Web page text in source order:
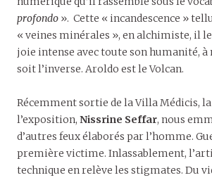
profondo ». Cette « incandescence »
« veines minérales », en alchimiste, il
joie intense avec toute son humanité, à
soit l’inverse. Aroldo est le Volcan.
Récemment sortie de la Villa Médicis, la
l’exposition, Nissrine Seffar, nous
d’autres feux élaborés par l’homme.
première victime. Inlassablement,
technique en relève les stigmates. Du